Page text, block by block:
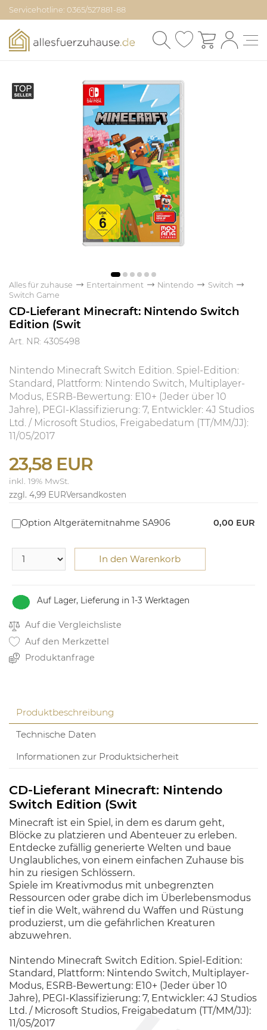
Servicehotline: 0365/527881-88
Alles für zuhause Entertainment Nintendo
Switch
Switch Game
CD-Lieferant Minecraft: Nintendo Switch
Edition (Swit
Art. NR: 4305498
Nintendo Minecraft Switch Edition. Spiel-Edition:
Standard, Plattform: Nintendo Switch, Multiplayer-
Modus, ESRB-Bewertung: E10+ (Jeder über 10
Jahre), PEGI-Klassifizierung: 7, Entwickler: 4J Studios
Ltd. / Microsoft Studios, Freigabedatum (TT/MM/JJ):
11/05/2017
23,58 EUR
inkl. 19% MwSt.
zzgl. 4,99 EURVersandkosten
Auf Lager, Lieferung in 1-3 Werktagen
Option Altgerätemitnahme SA906 0,00 EUR
In den Warenkorb
Auf die Vergleichsliste
Auf den Merkzettel
Produktanfrage
Produktbeschreibung
Technische Daten
Informationen zur Produktsicherheit
CD-Lieferant Minecraft: Nintendo
Switch Edition (Swit
Minecraft ist ein Spiel, in dem es darum geht,
Blöcke zu platzieren und Abenteuer zu erleben.
Entdecke zufällig generierte Welten und baue
Unglaubliches, von einem einfachen Zuhause bis
hin zu riesigen Schlössern.
Spiele im Kreativmodus mit unbegrenzten
Ressourcen oder grabe dich im Überlebensmodus
tief in die Welt, während du Waffen und Rüstung
produzierst, um die gefährlichen Kreaturen
abzuwehren.
Nintendo Minecraft Switch Edition. Spiel-Edition:
Standard, Plattform: Nintendo Switch, Multiplayer-
Modus, ESRB-Bewertung: E10+ (Jeder über 10
Jahre), PEGI-Klassifizierung: 7, Entwickler: 4J Studios
Ltd. / Microsoft Studios, Freigabedatum (TT/MM/JJ):
11/05/2017